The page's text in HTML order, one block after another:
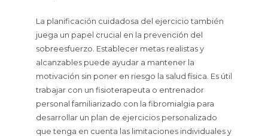
La planificación cuidadosa del ejercicio también
juega un papel crucial en la prevención del
sobreesfuerzo. Establecer metas realistas y
alcanzables puede ayudar a mantener la
motivación sin poner en riesgo la salud física. Es útil
trabajar con un fisioterapeuta o entrenador
personal familiarizado con la fibromialgia para
desarrollar un plan de ejercicios personalizado
que tenga en cuenta las limitaciones individuales y